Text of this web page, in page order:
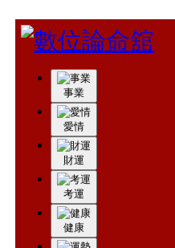
事業
愛情
財運
考運
健康